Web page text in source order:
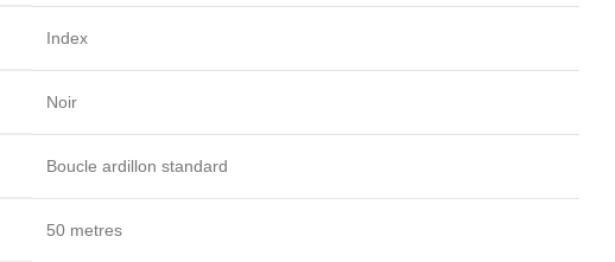
Index
Noir
Boucle ardillon standard
50 metres